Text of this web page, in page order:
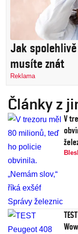
Jak
musíte znát
Reklama
Články z
V